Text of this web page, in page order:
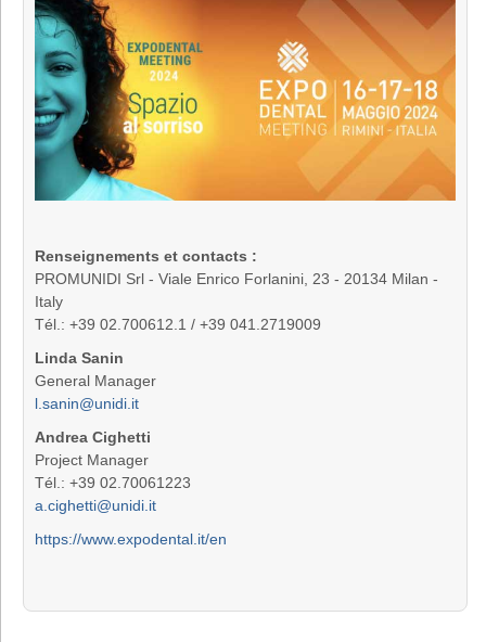
Renseignements et contacts :
PROMUNIDI Srl - Viale Enrico Forlanini, 23 - 20134 Milan -
Italy
Tél.: +39 02.700612.1 / +39 041.2719009
Linda Sanin
General Manager
l.sanin@unidi.it
Andrea Cighetti
Project Manager
Tél.: +39 02.70061223
a.cighetti@unidi.it
https://www.expodental.it/en